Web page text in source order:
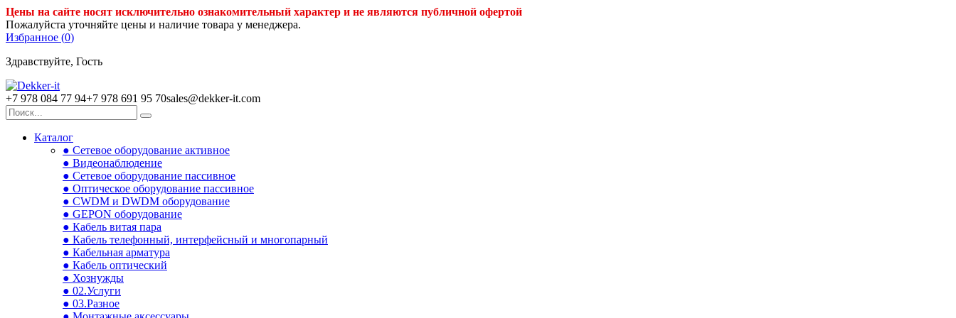
Цены на сайте носят исключительно ознакомительный характер и не являются публичной офертой
Пожалуйста уточняйте цены и наличие товара у менеджера.
Избранное (0)
Здравствуйте, Гость
+7 978 084 77 94+7 978 691 95 70sales@dekker-it.com
Каталог
● Сетевое оборудование активное
● Видеонаблюдение
● Сетевое оборудование пассивное
● Оптическое оборудование пассивное
● CWDM и DWDM оборудование
● GEPON оборудование
● Кабель витая пара
● Кабель телефонный, интерфейсный и многопарный
● Кабельная арматура
● Кабель оптический
● Хознужды
● 02.Услуги
● 03.Разное